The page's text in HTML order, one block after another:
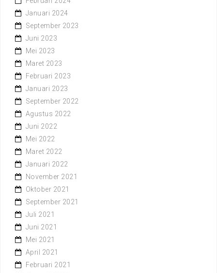
Januari 2024
September 2023
Juni 2023
Mei 2023
Maret 2023
Februari 2023
Januari 2023
September 2022
Agustus 2022
Juni 2022
Mei 2022
Maret 2022
Januari 2022
November 2021
Oktober 2021
September 2021
Juli 2021
Juni 2021
Mei 2021
April 2021
Februari 2021